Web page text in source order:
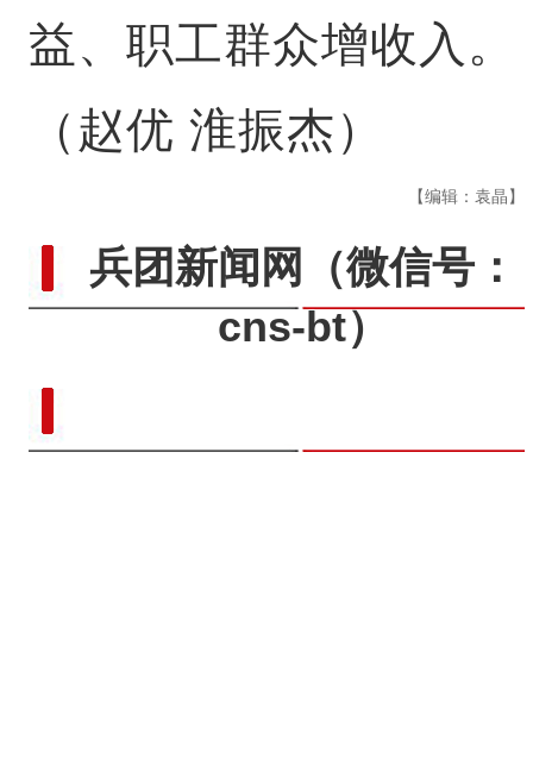
益、职工群众增收入。
（赵优 淮振杰）
【编辑：袁晶】
兵团新闻网
（微信号：
cns-bt）